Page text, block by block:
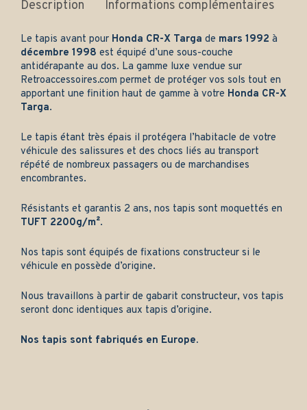
Description Informations complémentaires
Le tapis avant pour Honda CR-X Targa de mars 1992 à
décembre 1998 est équipé d’une sous-couche
antidérapante au dos. La gamme luxe vendue sur
Retroaccessoires.com permet de protéger vos sols tout en
apportant une finition haut de gamme à votre Honda CR-X
Targa.
Le tapis étant très épais il protégera l’habitacle de votre
véhicule des salissures et des chocs liés au transport
répété de nombreux passagers ou de marchandises
encombrantes.
Résistants et garantis 2 ans, nos tapis sont moquettés en
TUFT 2200g/m².
Nos tapis sont équipés de fixations constructeur si le
véhicule en possède d’origine.
Nous travaillons à partir de gabarit constructeur, vos tapis
seront donc identiques aux tapis d’origine.
Nos tapis sont fabriqués en Europe.